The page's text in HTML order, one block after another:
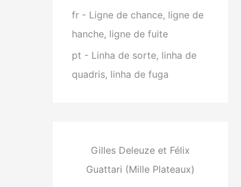
fr - Ligne de chance, ligne de
hanche, ligne de fuite
pt - Linha de sorte, linha de
quadris, linha de fuga
Gilles Deleuze et Félix
Guattari (Mille Plateaux)